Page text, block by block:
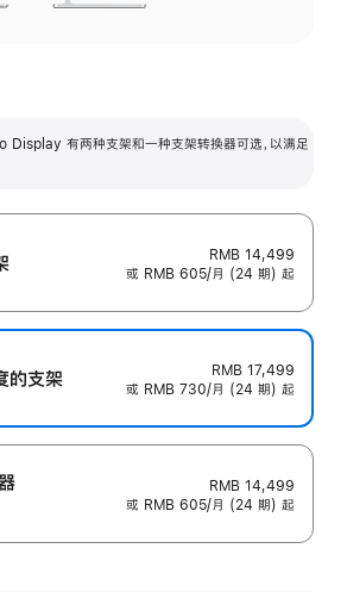
Display 有两种支架和一种支架转换器可选，以满足
RMB 14,499
或 RMB 605/月 (24 期) 起
的支‍架
RMB 17,499
或 RMB 730/月 (24 期) 起
RMB 14,499
或 RMB 605/月 (24 期) 起